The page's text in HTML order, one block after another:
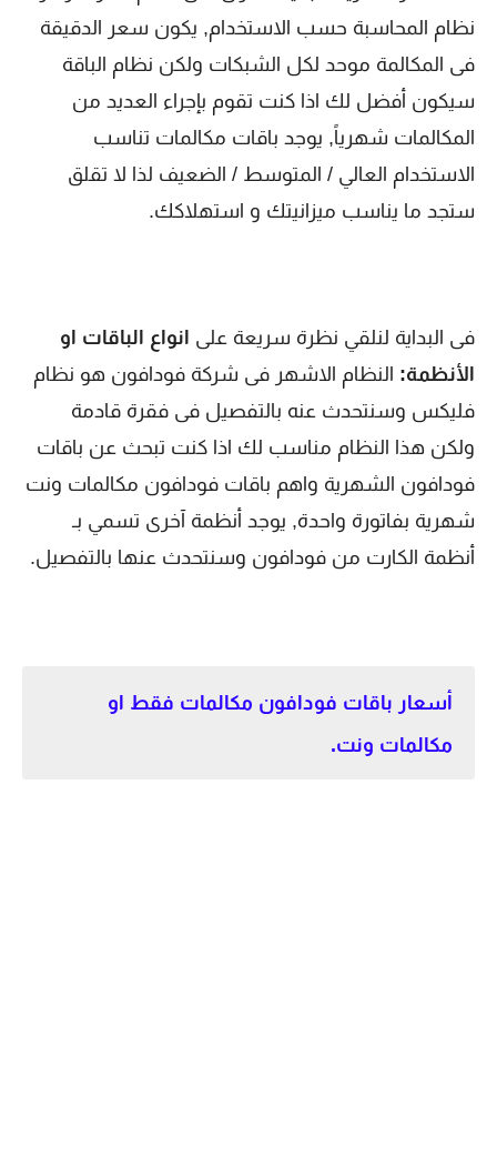
نظام المحاسبة حسب الاستخدام, يكون سعر الدقيقة
فى المكالمة موحد لكل الشبكات ولكن نظام الباقة
سيكون أفضل لك اذا كنت تقوم بإجراء العديد من
المكالمات شهرياً, يوجد باقات مكالمات تناسب
الاستخدام العالي / المتوسط / الضعيف لذا لا تقلق
ستجد ما يناسب ميزانيتك و استهلاكك.
فى البداية لنلقي نظرة سريعة على انواع الباقات او
الأنظمة: النظام الاشهر فى شركة فودافون هو نظام
فليكس وسنتحدث عنه بالتفصيل فى فقرة قادمة
ولكن هذا النظام مناسب لك اذا كنت تبحث عن باقات
فودافون الشهرية واهم باقات فودافون مكالمات ونت
شهرية بفاتورة واحدة, يوجد أنظمة آخرى تسمي بـ
أنظمة الكارت من فودافون وسنتحدث عنها بالتفصيل.
أسعار باقات فودافون مكالمات فقط او
مكالمات ونت.